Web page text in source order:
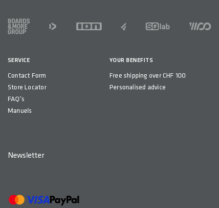
FOOTER
SERVICE
Contact Form
Store Locator
FAQ's
Manuels
YOUR BENEFITS
Free shipping over CHF 100
Personalised advice
Newsletter